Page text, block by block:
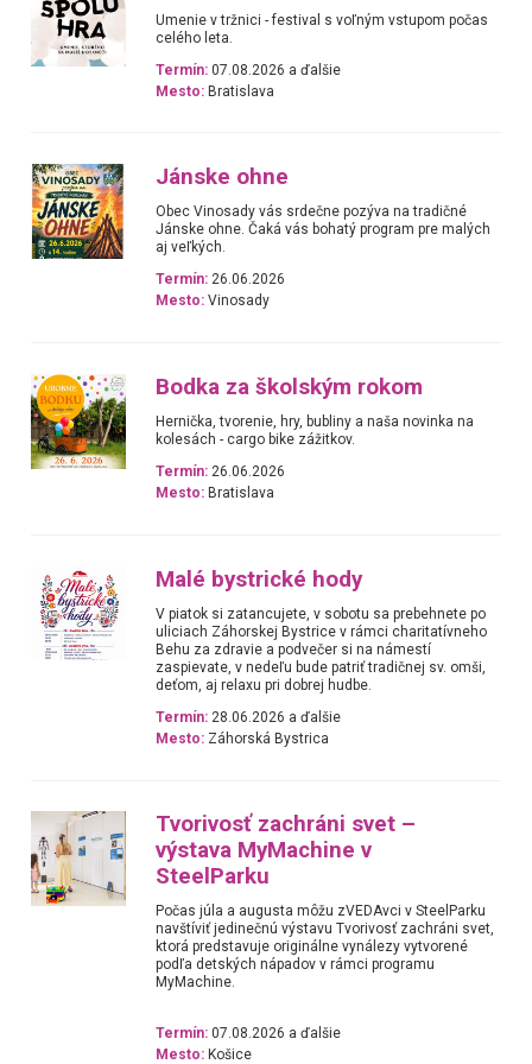
Umenie v tržnici - festival s voľným vstupom počas
celého leta.
Termín: 07.08.2026 a ďalšie
Mesto: Bratislava
Jánske ohne
Obec Vinosady vás srdečne pozýva na tradičné
Jánske ohne. Čaká vás bohatý program pre malých
aj veľkých.
Termín: 26.06.2026
Mesto: Vinosady
Bodka za školským rokom
Hernička, tvorenie, hry, bubliny a naša novinka na
kolesách - cargo bike zážitkov.
Termín: 26.06.2026
Mesto: Bratislava
Malé bystrické hody
V piatok si zatancujete, v sobotu sa prebehnete po
uliciach Záhorskej Bystrice v rámci charitatívneho
Behu za zdravie a podvečer si na námestí
zaspievate, v nedeľu bude patriť tradičnej sv. omši,
deťom, aj relaxu pri dobrej hudbe.
Termín: 28.06.2026 a ďalšie
Mesto: Záhorská Bystrica
Tvorivosť zachráni svet –
výstava MyMachine v
SteelParku
Počas júla a augusta môžu zVEDAvci v SteelParku
navštíviť jedinečnú výstavu Tvorivosť zachráni svet,
ktorá predstavuje originálne vynálezy vytvorené
podľa detských nápadov v rámci programu
MyMachine.
Termín: 07.08.2026 a ďalšie
Mesto: Košice